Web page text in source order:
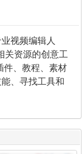
视频编辑人
关资源的创意工
件、教程、素材
、寻找工具和